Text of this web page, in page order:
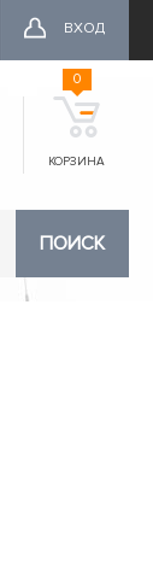
ВХОД
КОРЗИНА
0
ПОИСК